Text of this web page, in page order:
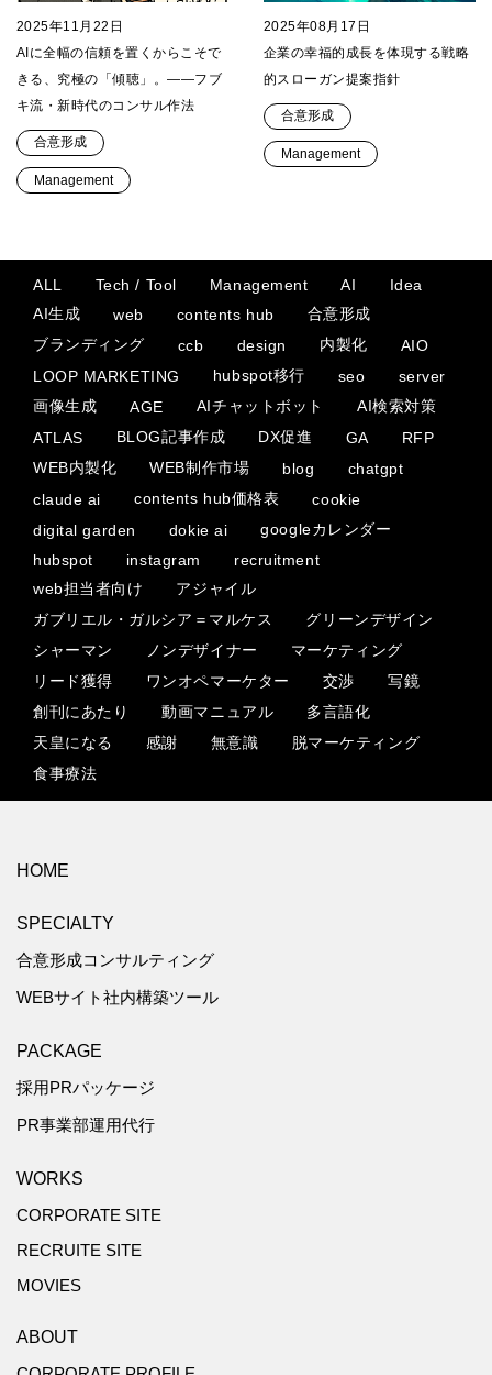
2025年11月22日
AIに全幅の信頼を置くからこそで
きる、究極の「傾聴」。——フブ
キ流・新時代のコンサル作法
合意形成
Management
2025年08月17日
企業の幸福的成長を体現する戦略
的スローガン提案指針
合意形成
Management
ALL Tech / Tool Management AI
Idea
AI生成
web contents hub
合意形成
ブランディング
ccb design 内製化
AIO
LOOP MARKETING
hubspot移行 seo
server
画像生成
AGE AIチャットボット
AI検索対策
ATLAS
BLOG記事作成 DX促進 GA
RFP
WEB内製化
WEB制作市場 blog
chatgpt
claude ai
contents hub価格表
cookie
digital garden
dokie ai
googleカレンダー
hubspot
instagram
recruitment
web担当者向け
アジャイル
ガブリエル・ガルシア＝マルケス
グリーンデザイン
シャーマン
ノンデザイナー
マーケティング
リード獲得
ワンオペマーケター 交渉
写鏡
創刊にあたり
動画マニュアル
多言語化
天皇になる
感謝 無意識
脱マーケティング
食事療法
HOME
SPECIALTY
合意形成コンサルティング
WEBサイト社内構築ツール
PACKAGE
採用PRパッケージ
PR事業部運用代行
WORKS
CORPORATE SITE
RECRUITE SITE
MOVIES
ABOUT